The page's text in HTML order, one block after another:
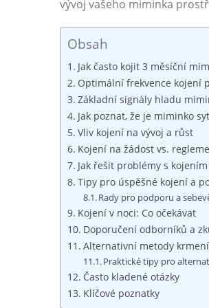
vývoj vašeho miminka
Obsah
Jak často kojit 3 měsíční
Optimální frekvence kojení
Základní signály hladu
Jak poznat, že je miminko
Vliv kojení na vývoj a růst
Kojení na žádost vs.
Jak řešit problémy s kojením
Tipy pro úspěšné kojení a
Rady pro podporu a
Kojení v noci: Co očekávat
Doporučení odborníků a
Alternativní metody
Praktické tipy pro
Často kladené otázky
Klíčové poznatky